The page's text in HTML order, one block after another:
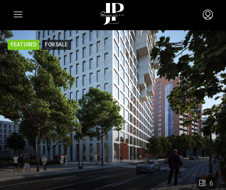
6
FEATURED FOR SALE